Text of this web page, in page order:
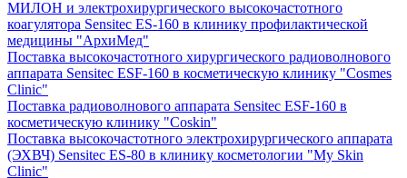
МИЛОН и электрохирургического высокочастотного
коагулятора Sensitec ES-160 в клинику профилактической
медицины "АрхиМед"
Поставка высокочастотного хирургического радиоволнового
аппарата Sensitec ESF-160 в косметическую клинику "Cosmes
Clinic"
Поставка радиоволнового аппарата Sensitec ESF-160 в
косметическую клинику "Coskin"
Поставка высокочастотного электрохирургического аппарата
(ЭХВЧ) Sensitec ES-80 в клинику косметологии "My Skin
Clinic"